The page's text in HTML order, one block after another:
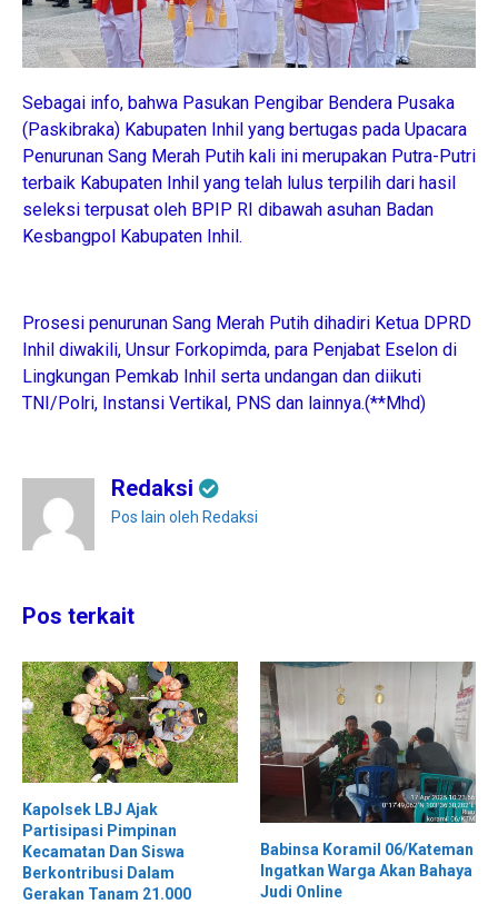
Sebagai info, bahwa Pasukan Pengibar Bendera Pusaka
(Paskibraka) Kabupaten Inhil yang bertugas pada Upacara
Penurunan Sang Merah Putih kali ini merupakan Putra-Putri
terbaik Kabupaten Inhil yang telah lulus terpilih dari hasil
seleksi terpusat oleh BPIP RI dibawah asuhan Badan
Kesbangpol Kabupaten Inhil.
Prosesi penurunan Sang Merah Putih dihadiri Ketua DPRD
Inhil diwakili, Unsur Forkopimda, para Penjabat Eselon di
Lingkungan Pemkab Inhil serta undangan dan diikuti
TNI/Polri, Instansi Vertikal, PNS dan lainnya.(**Mhd)
Redaksi
Pos lain oleh Redaksi
Pos terkait
Kapolsek LBJ Ajak
Partisipasi Pimpinan
Kecamatan Dan Siswa
Berkontribusi Dalam
Gerakan Tanam 21.000
Babinsa Koramil 06/Kateman
Ingatkan Warga Akan Bahaya
Judi Online